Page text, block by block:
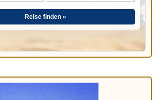
Reise finden »